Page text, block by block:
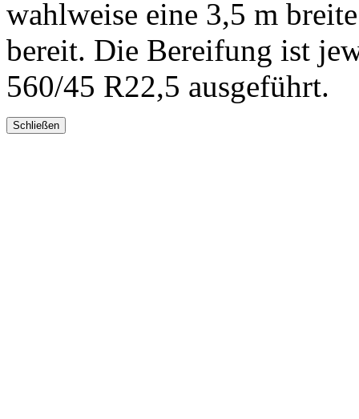
wahlweise eine 3,5 m
bereit. Die Bereifung ist
560/45 R22,5 ausgeführt.
Schließen